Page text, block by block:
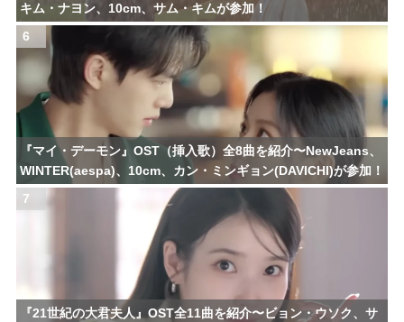
キム・ナヨン、10cm、サム・キムが参加！
6
『マイ・デーモン』OST（挿入歌）全8曲を紹介〜NewJeans、
WINTER(aespa)、10cm、カン・ミンギョン(DAVICHI)が参加！
7
『21世紀の大君夫人』OST全11曲を紹介〜ビョン・ウソク、サ